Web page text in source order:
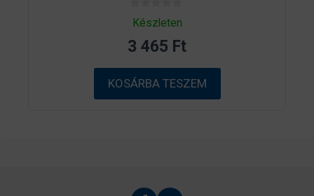
0
a
5
b
ő
l
Készleten
3 465 Ft
KOSÁRBA TESZEM